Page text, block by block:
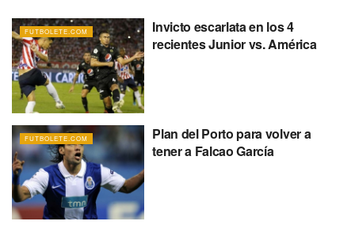
FUTBOLETE.COM
Invicto escarlata en los 4
recientes Junior vs. América
FUTBOLETE.COM
Plan del Porto para volver a
tener a Falcao García